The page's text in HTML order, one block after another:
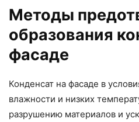
Методы
образования
фасаде
Конденсат на фасаде в
влажности и низких
разрушению материалов и